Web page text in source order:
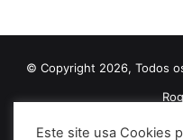
© Copyright 2026, Todos
Este site usa Cookies